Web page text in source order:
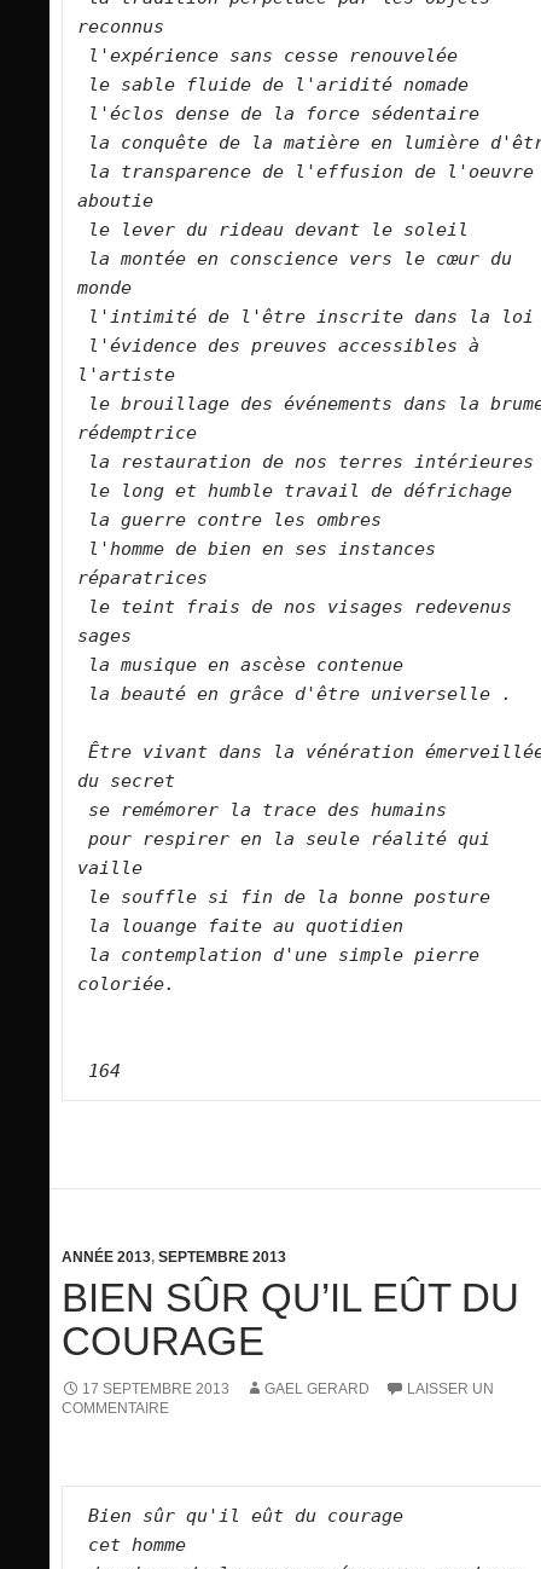
reconnus
l'expérience sans cesse renouvelée
le sable fluide de l'aridité nomade
l'éclos dense de la force sédentaire
la conquête de la matière en lumière
la transparence de l'effusion de l'oeuvre
aboutie
le lever du rideau devant le soleil
la montée en conscience vers le cœur du
monde
l'intimité de l'être inscrite dans la loi
l'évidence des preuves accessibles à
l'artiste
le brouillage des événements dans la
rédemptrice
la restauration de nos terres intérieures
le long et humble travail de défrichage
la guerre contre les ombres
l'homme de bien en ses instances
réparatrices
le teint frais de nos visages redevenus
sages
la musique en ascèse contenue
la beauté en grâce d'être universelle .
Être vivant dans la vénération
du secret
se remémorer la trace des humains
pour respirer en la seule réalité qui
vaille
le souffle si fin de la bonne posture
la louange faite au quotidien
la contemplation d'une simple pierre
coloriée.
164
ANNÉE 2013, SEPTEMBRE 2013
BIEN SÛR QU’IL EÛT DU
COURAGE
17 SEPTEMBRE 2013 GAEL GERARD
LAISSER UN
COMMENTAIRE
Bien sûr qu'il eût du courage
cet homme